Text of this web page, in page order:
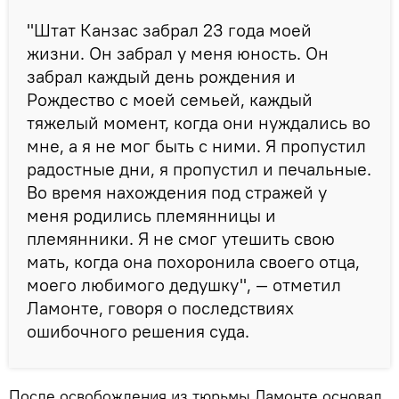
"Штат Канзас забрал 23 года моей
жизни. Он забрал у меня юность. Он
забрал каждый день рождения и
Рождество с моей семьей, каждый
тяжелый момент, когда они нуждались во
мне, а я не мог быть с ними. Я пропустил
радостные дни, я пропустил и печальные.
Во время нахождения под стражей у
меня родились племянницы и
племянники. Я не смог утешить свою
мать, когда она похоронила своего отца,
моего любимого дедушку", — отметил
Ламонте, говоря о последствиях
ошибочного решения суда.